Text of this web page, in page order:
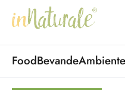
FoodBevandeAmbiente